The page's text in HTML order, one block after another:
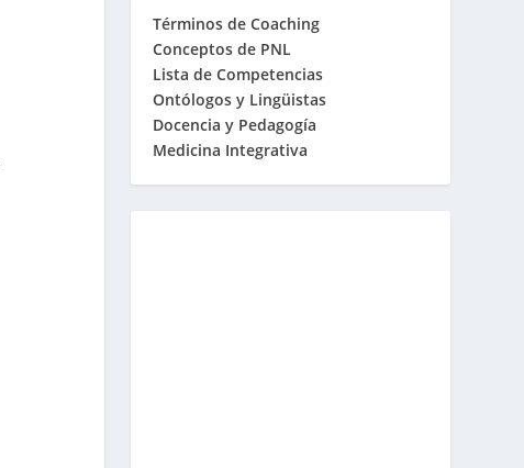
Términos de Coaching
Conceptos de PNL
Lista de Competencias
Ontólogos y Lingüistas
Docencia y Pedagogía
Medicina Integrativa